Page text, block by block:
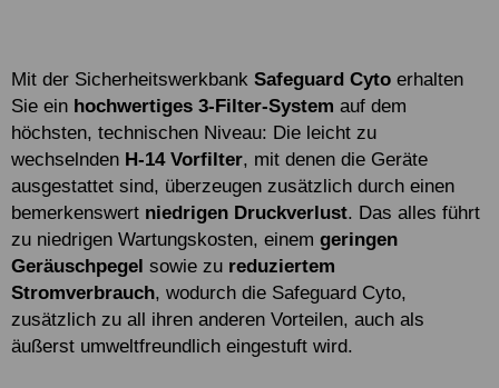
Mit der Sicherheitswerkbank Safeguard Cyto erhalten
Sie ein hochwertiges 3-Filter-System auf dem
höchsten, technischen Niveau: Die leicht zu
wechselnden H-14 Vorfilter, mit denen die Geräte
ausgestattet sind, überzeugen zusätzlich durch einen
bemerkenswert niedrigen Druckverlust. Das alles führt
zu niedrigen Wartungskosten, einem geringen
Geräuschpegel sowie zu reduziertem
Stromverbrauch, wodurch die Safeguard Cyto,
zusätzlich zu all ihren anderen Vorteilen, auch als
äußerst umweltfreundlich eingestuft wird.